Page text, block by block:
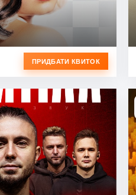
ПРИДБАТИ КВИТОК